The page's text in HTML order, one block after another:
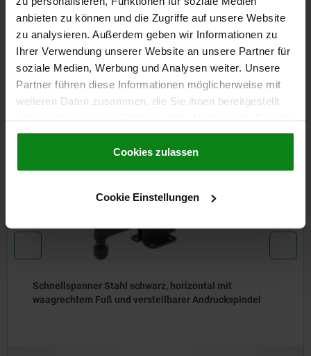
anbieten zu können und die Zugriffe auf unsere Website
zu analysieren. Außerdem geben wir Informationen zu
Ihrer Verwendung unserer Website an unsere Partner für
soziale Medien, Werbung und Analysen weiter. Unsere
Partner führen diese Informationen möglicherweise mit
weiteren Daten zusammen, die Sie ihnen bereitgestellt
gesammelt haben.Cookie Richtlinien
Datenschutz|AGB
Cookies zulassen
Cookie Einstellungen
CAD
DOWNLOADS
Andere Kunden kauften auch
05775-04
Schnellspanner Stahl schwarz, horizontal mit
waagrechtem Fuß und verstellbarer Andruckspindel